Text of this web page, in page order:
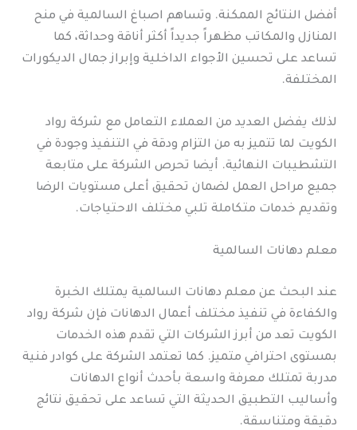
أفضل النتائج الممكنة. وتساهم اصباغ السالمية في منح
المنازل والمكاتب مظهراً جديداً أكثر أناقة وحداثة، كما
تساعد على تحسين الأجواء الداخلية وإبراز جمال الديكورات
المختلفة.
لذلك يفضل العديد من العملاء التعامل مع شركة رواد
الكويت لما تتميز به من التزام ودقة في التنفيذ وجودة في
التشطيبات النهائية. أيضا تحرص الشركة على متابعة
جميع مراحل العمل لضمان تحقيق أعلى مستويات الرضا
وتقديم خدمات متكاملة تلبي مختلف الاحتياجات.
معلم دهانات السالمية
عند البحث عن معلم دهانات السالمية يمتلك الخبرة
والكفاءة في تنفيذ مختلف أعمال الدهانات فإن شركة رواد
الكويت تعد من أبرز الشركات التي تقدم هذه الخدمات
بمستوى احترافي متميز. كما تعتمد الشركة على كوادر فنية
مدربة تمتلك معرفة واسعة بأحدث أنواع الدهانات
وأساليب التطبيق الحديثة التي تساعد على تحقيق نتائج
دقيقة ومتناسقة.